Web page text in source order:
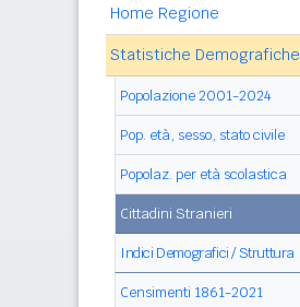
Home Regione
Statistiche Demografiche
Popolazione 2001-2024
Pop. età, sesso, stato civile
Popolaz. per età scolastica
Cittadini Stranieri
Indici Demografici / Struttura
Censimenti 1861-2021